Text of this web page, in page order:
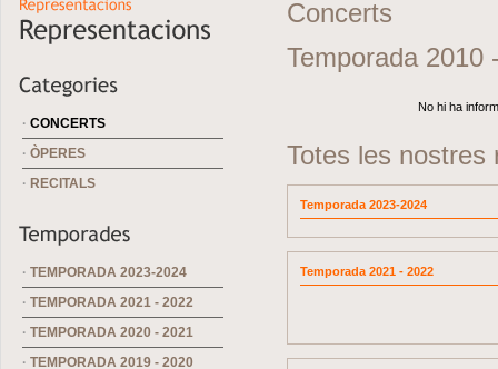
· CONCERTS
· ÒPERES
· RECITALS
· TEMPORADA 2023-2024
· TEMPORADA 2021 - 2022
· TEMPORADA 2020 - 2021
· TEMPORADA 2019 - 2020
Concerts
Temporada 2010
No hi ha
Totes les nostres
Temporada 2023-2024
Temporada 2021 - 2022